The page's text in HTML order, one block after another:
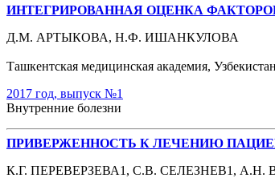
ИНТЕГРИРОВАННАЯ ОЦЕНКА
Д.М. АРТЫКОВА, Н.Ф. ИШАНКУЛОВА
Ташкентская медицинская академия, Узбекистан
2017 год, выпуск №1
Внутренние болезни
ПРИВЕРЖЕННОСТЬ К ЛЕЧЕНИЮ
К.Г. ПЕРЕВЕРЗЕВА1, С.В. СЕЛЕЗНЕВ1,